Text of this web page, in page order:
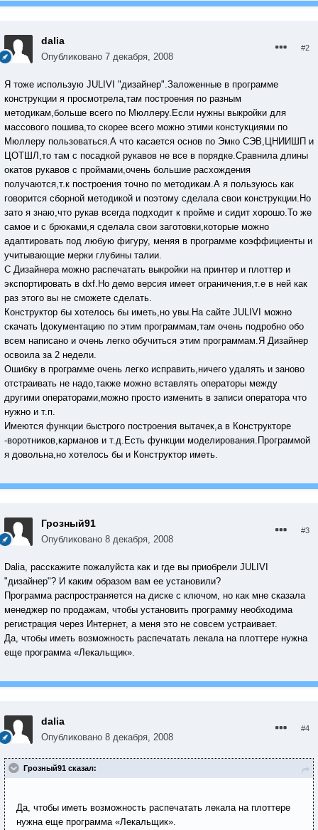
dalia
Опубликовано 7 декабря, 2008
#2
Я тоже использую JULIVI "дизайнер".Заложенные в программе
конструкции я просмотрела,там построения по разным
методикам,больше всего по Мюллеру.Если нужны выкройки для
массового пошива,то скорее всего можно этими констукциями по
Мюллеру пользоваться.А что касается основ по Эмко СЭВ,ЦНИИШП и
ЦОТШЛ,то там с посадкой рукавов не все в порядке.Сравнила длины
окатов рукавов с проймами,очень большие расхождения
получаются,т.к построения точно по методикам.А я пользуюсь как
говорится сборной методикой и поэтому сделала свои конструкции.Но
зато я знаю,что рукав всегда подходит к пройме и сидит хорошо.То же
самое и с брюками,я сделала свои заготовки,которые можно
адаптировать под любую фигуру, меняя в программе коэффициенты и
учитывающие мерки глубины талии.
С Дизайнера можно распечатать выкройки на принтер и плоттер и
экспортировать в dxf.Но демо версия имеет ограничения,т.е в ней как
раз этого вы не сможете сделать.
Конструктор бы хотелось бы иметь,но увы.На сайте JULIVI можно
скачать lдокументацию по этим программам,там очень подробно обо
всем написано и очень легко обучиться этим программам.Я Дизайнер
освоила за 2 недели.
Ошибку в программе очень легко исправить,ничего удалять и заново
отстраивать не надо,также можно вставлять операторы между
другими операторами,можно просто изменить в записи оператора что
нужно и т.п.
Имеются функции быстрого построения вытачек,а в Конструкторе
-воротников,карманов и т.д.Есть функции моделирования.Программой
я довольна,но хотелось бы и Конструктор иметь.
Грозный91
Опубликовано 8 декабря, 2008
#3
Dalia, расскажите пожалуйста как и где вы приобрели JULIVI
"дизайнер"? И каким образом вам ее установили?
Программа распространяется на диске с ключом, но как мне сказала
менеджер по продажам, чтобы установить программу необходима
регистрация через Интернет, а меня это не совсем устраивает.
Да, чтобы иметь возможность распечатать лекала на плоттере нужна
еще программа «Лекальщик».
dalia
Опубликовано 8 декабря, 2008
#4
Грозный91 сказал:
Да, чтобы иметь возможность распечатать лекала на плоттере
нужна еще программа «Лекальщик».